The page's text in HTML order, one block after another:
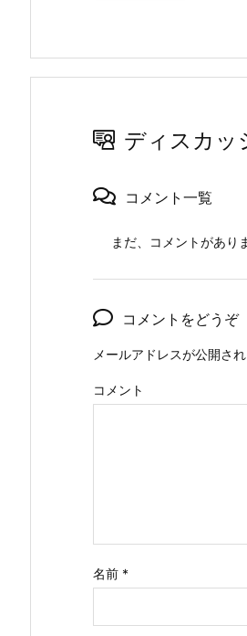
ディスカッ
コメント一覧
まだ、コメントがあり
コメントをどうぞ
メールアドレスが公開さ
コメント
名前 *